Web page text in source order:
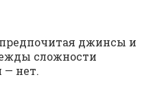
джинсы и
сложности
— нет.